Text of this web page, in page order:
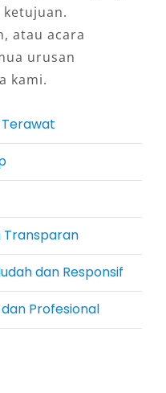
berbagai fitur
pengereman ABS,
optimal bagi
Fitur ini sangat
dan
mobil Xpander
ingin fokus
khawatir.
dan Ramah
ketujuan.
atau acara
urusan
kami.
Transparan
dan Responsif
Profesional